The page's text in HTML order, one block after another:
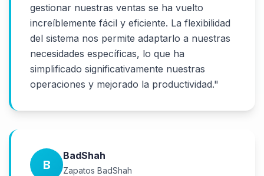
gestionar nuestras ventas se ha vuelto
increíblemente fácil y eficiente. La flexibilidad
del sistema nos permite adaptarlo a nuestras
necesidades específicas, lo que ha
simplificado significativamente nuestras
operaciones y mejorado la productividad."
B
BadShah
Zapatos BadShah